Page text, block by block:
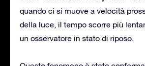
quando ci si muove a velocità
della luce, il tempo scorre più
un osservatore in stato di riposo.